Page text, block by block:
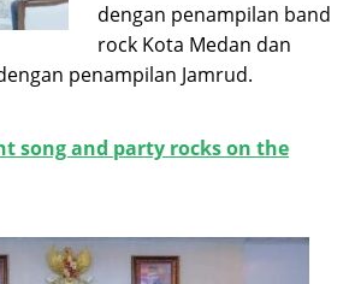
dengan penampilan band
rock Kota Medan dan
penampilan Jamrud.
song and party rocks on the